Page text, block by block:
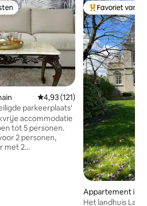
Gemiddelde beoordeling van
4,93 (121)
parkeerplaats'
accommodatie
tot 5 personen.
2 personen,
met 2
Topfavoriet van
Favoriet van
Appartement in
Het landhuis La